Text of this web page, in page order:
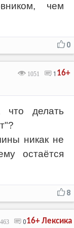
чем
0
16+
1051 1
делать
никак не
остаётся
8
Лексика
16+
463 0